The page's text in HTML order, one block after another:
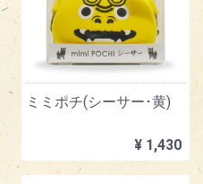
ミミポチ(シーサー･黄)
¥ 1,430